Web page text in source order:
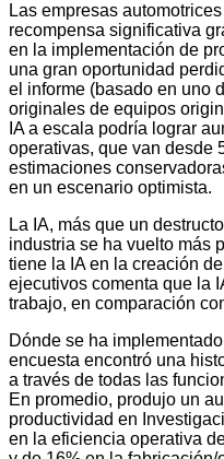
Las empresas
recompensa significativa
en la implementación de
una gran oportunidad
el informe (basado en uno
originales de equipos
IA a escala podría lograr
operativas, que van desde
estimaciones
en un escenario optimista.
La IA, más que un
industria se ha vuelto más
tiene la IA en la creación
ejecutivos comenta que la
trabajo, en comparación
Dónde se ha
encuesta encontró una
a través de todas las
En promedio, produjo un
productividad en
en la eficiencia operativa